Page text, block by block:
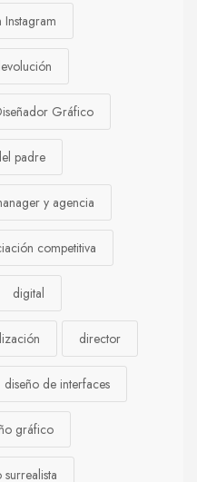
Instagram
Gráfico
padre
y agencia
competitiva
digital
director
diseño de interfaces
gráfico
surrealista